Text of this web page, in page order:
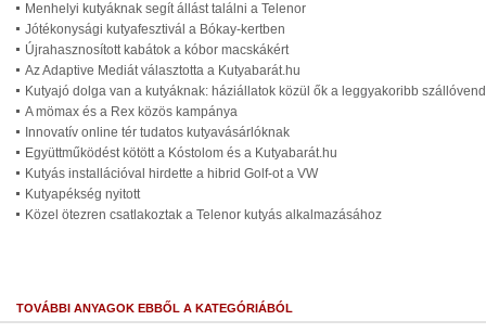
Menhelyi kutyáknak segít állást találni a Telenor
Jótékonysági kutyafesztivál a Bókay-kertben
Újrahasznosított kabátok a kóbor macskákért
Az Adaptive Mediát választotta a Kutyabarát.hu
Kutyajó dolga van a kutyáknak: háziállatok közül ők a leggyakoribb
A mömax és a Rex közös kampánya
Innovatív online tér tudatos kutyavásárlóknak
Együttműködést kötött a Kóstolom és a Kutyabarát.hu
Kutyás installációval hirdette a hibrid Golf-ot a VW
Kutyapékség nyitott
Közel ötezren csatlakoztak a Telenor kutyás alkalmazásához
TOVÁBBI ANYAGOK EBBŐL A KATEGÓRIÁBÓL